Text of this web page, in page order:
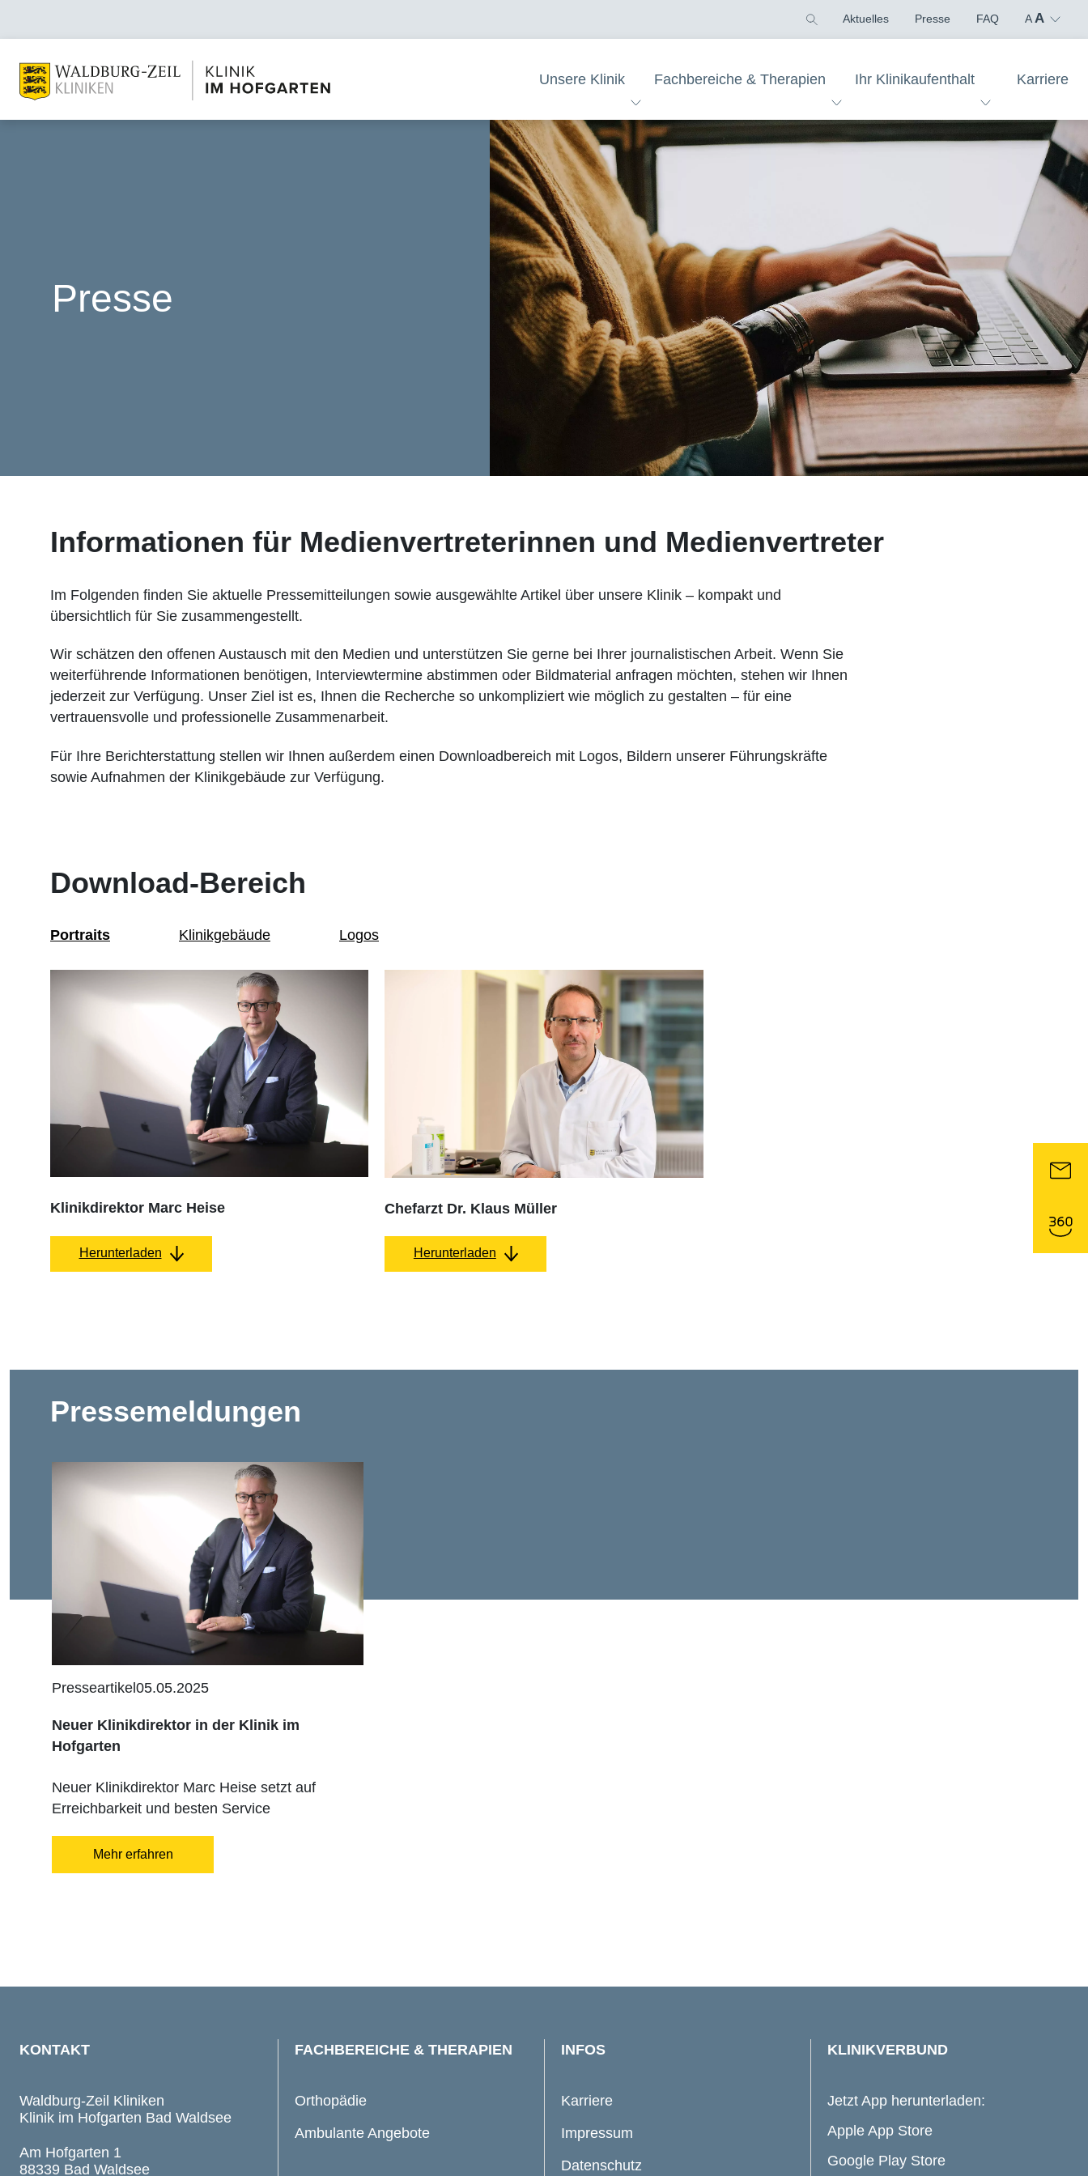
Aktuelles Presse FAQ A A
Unsere Klinik Fachbereiche & Therapien Ihr Klinikaufenthalt Karriere
Presse
Informationen für Medienvertreterinnen und Medienvertreter
Im Folgenden finden Sie aktuelle Pressemitteilungen sowie ausgewählte Artikel über unsere Klinik – kompakt und
übersichtlich für Sie zusammengestellt.
Wir schätzen den offenen Austausch mit den Medien und unterstützen Sie gerne bei Ihrer journalistischen Arbeit. Wenn Sie
weiterführende Informationen benötigen, Interviewtermine abstimmen oder Bildmaterial anfragen möchten, stehen wir Ihnen
jederzeit zur Verfügung. Unser Ziel ist es, Ihnen die Recherche so unkompliziert wie möglich zu gestalten – für eine
vertrauensvolle und professionelle Zusammenarbeit.
Für Ihre Berichterstattung stellen wir Ihnen außerdem einen Downloadbereich mit Logos, Bildern unserer Führungskräfte
sowie Aufnahmen der Klinikgebäude zur Verfügung.
Download-Bereich
Portraits Klinikgebäude Logos
Klinikdirektor Marc Heise
Herunterladen
Chefarzt Dr. Klaus Müller
Herunterladen
Pressemeldungen
Presseartikel05.05.2025
Neuer Klinikdirektor in der Klinik im
Hofgarten
Neuer Klinikdirektor Marc Heise setzt auf
Erreichbarkeit und besten Service
Mehr erfahren
KONTAKT
Waldburg-Zeil Kliniken
Klinik im Hofgarten Bad Waldsee
Am Hofgarten 1
88339 Bad Waldsee
FACHBEREICHE & THERAPIEN
Orthopädie
Ambulante Angebote
INFOS
Karriere
Impressum
Datenschutz
KLINIKVERBUND
Jetzt App herunterladen:
Apple App Store
Google Play Store